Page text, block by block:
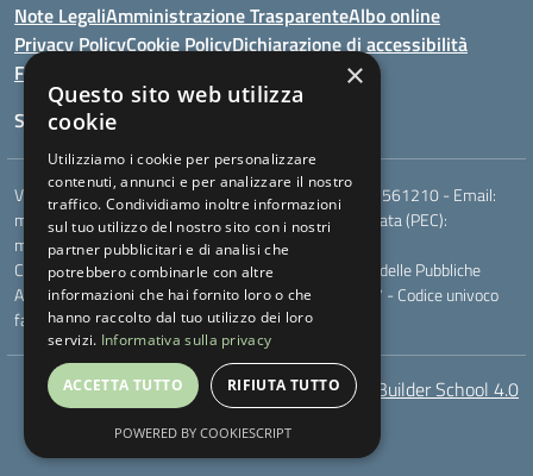
Note LegaliAmministrazione TrasparenteAlbo online
Privacy PolicyCookie PolicyDichiarazione di accessibilità
Feedback
Seguici su:
Via Berardi,9 - 75018 Stigliano (MT) - Telefono:0835561210- Email:
mtic81100r@istruzione.it- Posta elettronica certificata (PEC):
mtic81100r@pec.istruzione.it
Codice meccanografico: MTIC81100R - Codice Indice delle Pubbliche
Amministrazioni (IPA): - Codice fiscale 83000230777 - Codice univoco
fatturazione elettronica (CUF): UFXQO3
AcceBuilder School 4.0
×
Questo sito web utilizza
cookie
Utilizziamo i cookie per personalizzare
contenuti, annunci e per analizzare il nostro
traffico. Condividiamo inoltre informazioni
sul tuo utilizzo del nostro sito con i nostri
partner pubblicitari e di analisi che
potrebbero combinarle con altre
informazioni che hai fornito loro o che
hanno raccolto dal tuo utilizzo dei loro
servizi. Informativa sulla privacy
ACCETTA TUTTO RIFIUTA TUTTO
POWERED BY COOKIESCRIPT